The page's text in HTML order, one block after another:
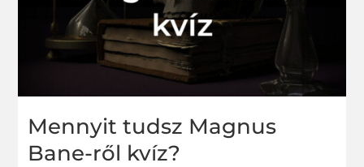
Mennyit tudsz Magnus
Bane-ről kvíz?